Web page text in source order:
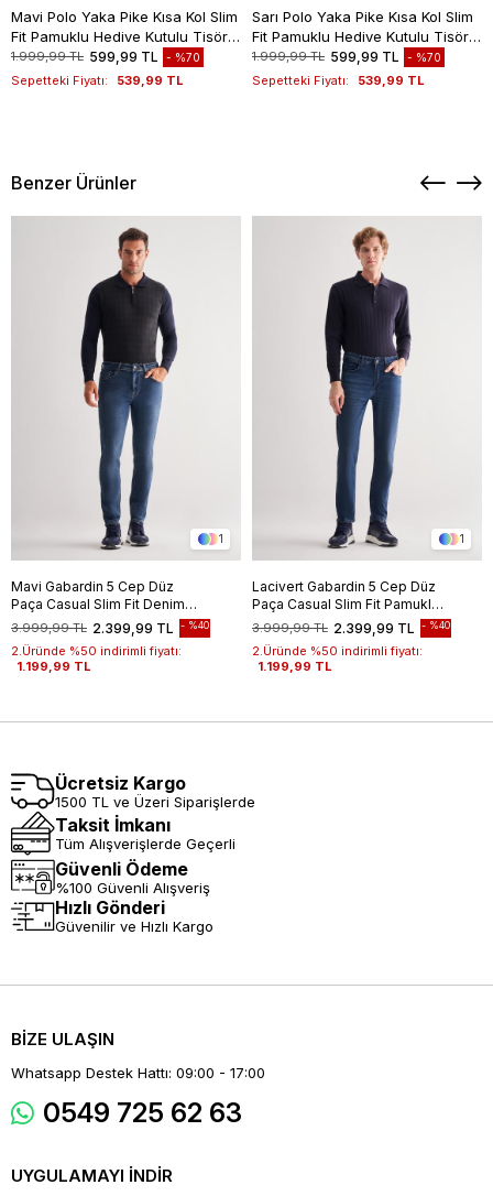
Mavi Polo Yaka Pike Kısa Kol Slim
Fit Pamuklu Hediye Kutulu Tişört
1011260169
1.999,99 TL 599,99 TL %70
Sepetteki Fiyatı: 539,99 TL
Sarı Polo Yaka Pike Kısa Kol Slim
Fit Pamuklu Hediye Kutulu Tişört
1011260169
1.999,99 TL 599,99 TL %70
Sepetteki Fiyatı: 539,99 TL
Benzer Ürünler
1
Mavi Gabardin 5 Cep Düz
Paça Casual Slim Fit Denim
Pantolon 1023255152-
2.399,99 TL
3.999,99 TL %40
2.Üründe %50 indirimli fiyatı:
1.199,99 TL
1
Lacivert Gabardin 5 Cep Düz
Paça Casual Slim Fit Pamuklu
Denim Pantolon 1023255151
2.399,99 TL
3.999,99 TL %40
2.Üründe %50 indirimli fiyatı:
1.199,99 TL
Ücretsiz Kargo
1500 TL ve Üzeri Siparişlerde
Taksit İmkanı
Tüm Alışverişlerde Geçerli
Güvenli Ödeme
%100 Güvenli Alışveriş
Hızlı Gönderi
Güvenilir ve Hızlı Kargo
BİZE ULAŞIN
Whatsapp Destek Hattı: 09:00 - 17:00
0549 725 62 63
UYGULAMAYI İNDİR